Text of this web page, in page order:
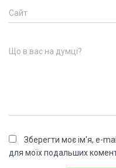
Сайт
Що в вас на думці?
Зберегти моє ім'я, e-
для моїх подальших